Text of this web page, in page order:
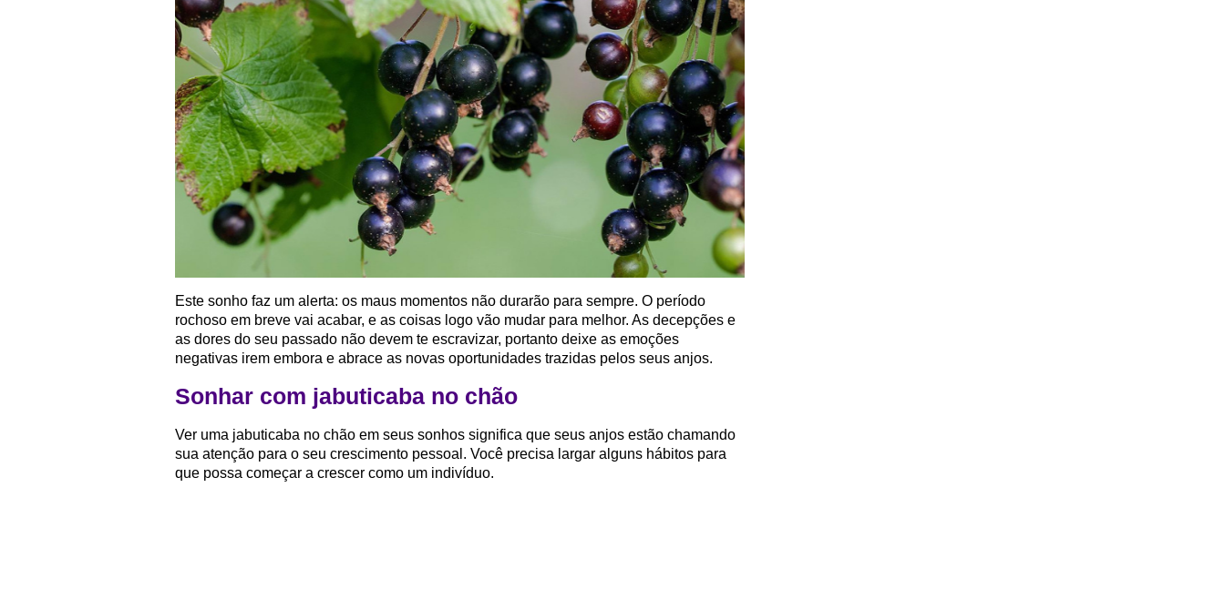
Este sonho faz um alerta: os maus momentos não durarão para sempre. O período
rochoso em breve vai acabar, e as coisas logo vão mudar para melhor. As decepções e
as dores do seu passado não devem te escravizar, portanto deixe as emoções
negativas irem embora e abrace as novas oportunidades trazidas pelos seus anjos.
Sonhar com jabuticaba no chão
Ver uma jabuticaba no chão em seus sonhos significa que seus anjos estão chamando
sua atenção para o seu crescimento pessoal. Você precisa largar alguns hábitos para
que possa começar a crescer como um indivíduo.